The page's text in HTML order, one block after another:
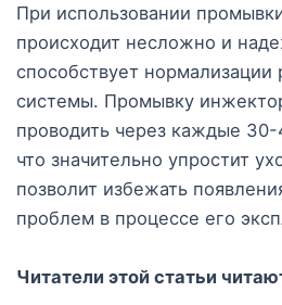
При использовании
происходит несложно и
способствует нормализации
системы. Промывку
проводить через каждые
что значительно упростит
позволит избежать
проблем в процессе его
Читатели этой статьи